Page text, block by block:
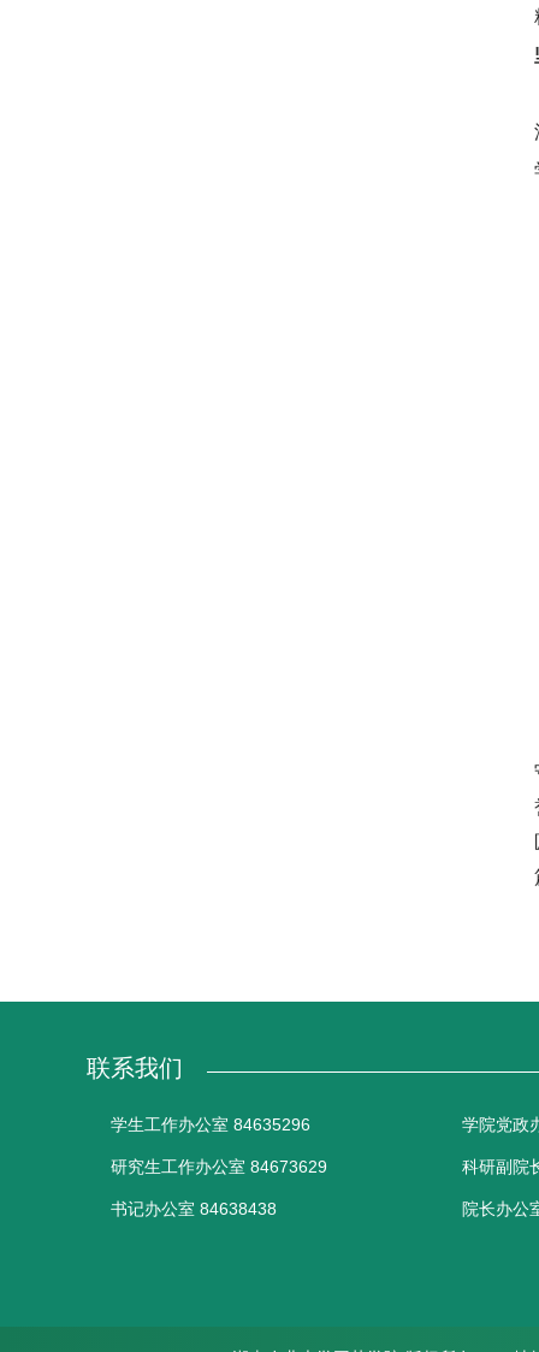
联系我们
学生工作办公室 84635296 学院党政
研究生工作办公室 84673629 科研副院
书记办公室 84638438 院长办公